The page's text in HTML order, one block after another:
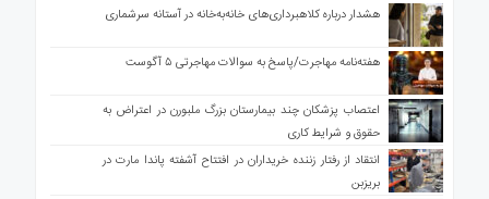
هشدار درباره کلاهبرداری‌های خانه‌به‌خانه در آستانه سرشماری
هفته‌نامه مهاجرت/پاسخ به سوالات مهاجرتی ۵ آگوست
اعتصاب پزشکان چند بیمارستان بزرگ ملبورن در اعتراض به
حقوق و شرایط کاری
انتقاد از رفتار زننده خریداران در افتتاح آشفته پاندا مارت در
بریزبن